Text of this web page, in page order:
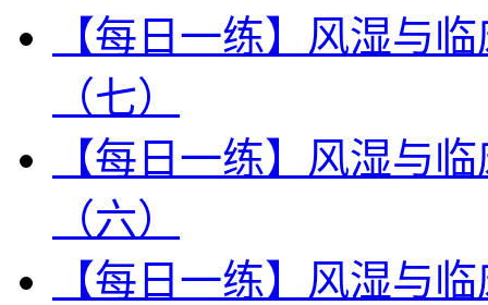
【每日一练】风湿与
（七）
【每日一练】风湿与
（六）
【每日一练】风湿与